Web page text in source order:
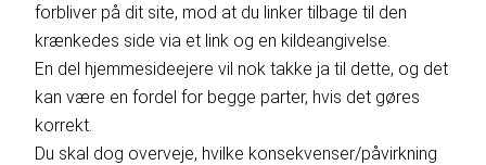
forbliver på dit site, mod at du linker tilbage til den
krænkedes side via et link og en kildeangivelse.
En del hjemmesideejere vil nok takke ja til dette, og det
kan være en fordel for begge parter, hvis det gøres
korrekt.
Du skal dog overveje, hvilke konsekvenser/påvirkning